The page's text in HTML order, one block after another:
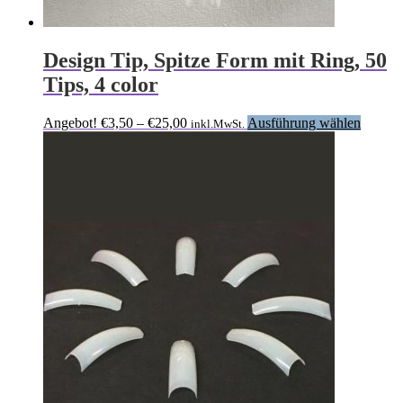
Design Tip, Spitze Form mit Ring, 50
Tips, 4 color
Angebot! €3,50 – €25,00Preisspanne:
inkl.MwSt. Ausführung wählen